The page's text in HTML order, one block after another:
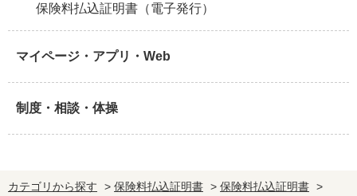
保険料払込証明書（電子発行）
マイページ・アプリ・Web
制度・相談・体操
カテゴリから探す > 保険料払込証明書 > 保険料払込証明書 >